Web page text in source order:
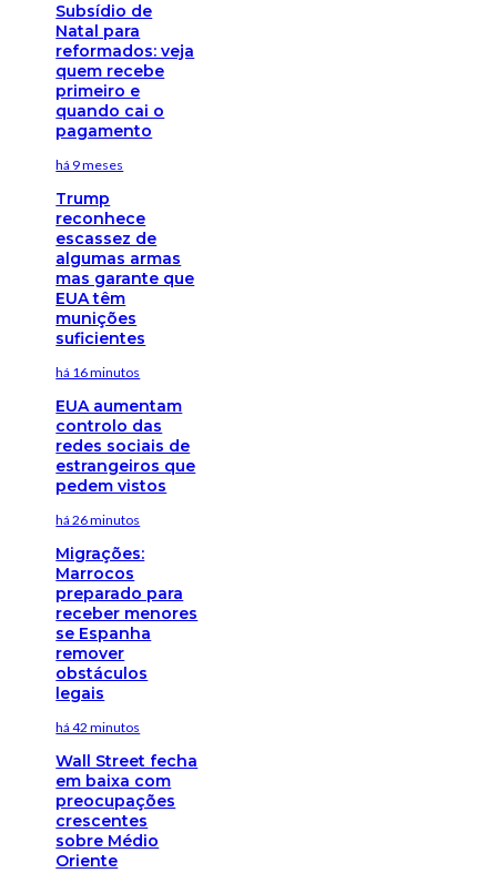
Subsídio de
Natal para
reformados: veja
quem recebe
primeiro e
quando cai o
pagamento
há 9 meses
Trump
reconhece
escassez de
algumas armas
mas garante que
EUA têm
munições
suficientes
há 16 minutos
EUA aumentam
controlo das
redes sociais de
estrangeiros que
pedem vistos
há 26 minutos
Migrações:
Marrocos
preparado para
receber menores
se Espanha
remover
obstáculos
legais
há 42 minutos
Wall Street fecha
em baixa com
preocupações
crescentes
sobre Médio
Oriente